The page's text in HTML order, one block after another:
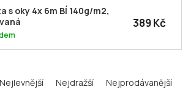
s oky 4x 6m BÍ 140g/m2,
389 Kč
Nejlevnější Nejdražší Nejprodávanější